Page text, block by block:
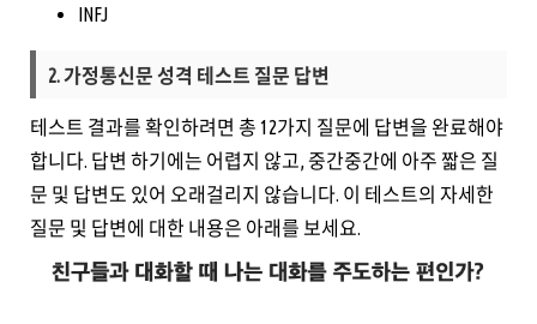
INFJ
2. 가정통신문 성격 테스트 질문 답변
테스트 결과를 확인하려면 총 12가지 질문에 답변을 완료해야
합니다. 답변 하기에는 어렵지 않고, 중간중간에 아주 짧은 질
문 및 답변도 있어 오래걸리지 않습니다. 이 테스트의 자세한
질문 및 답변에 대한 내용은 아래를 보세요.